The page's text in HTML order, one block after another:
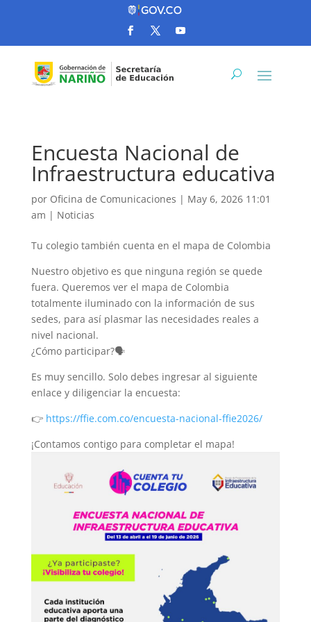
Encuesta Nacional de
Infraestructura educativa
por Oficina de Comunicaciones | May 6, 2026 11:01
am | Noticias
Tu colegio también cuenta en el mapa de Colombia
Nuestro objetivo es que ninguna región se quede
fuera. Queremos ver el mapa de Colombia
totalmente iluminado con la información de sus
sedes, para así plasmar las necesidades reales a
nivel nacional.
¿Cómo participar?🗣️
Es muy sencillo. Solo debes ingresar al siguiente
enlace y diligenciar la encuesta:
👉 https://ffie.com.co/encuesta-nacional-ffie2026/
¡Contamos contigo para completar el mapa!